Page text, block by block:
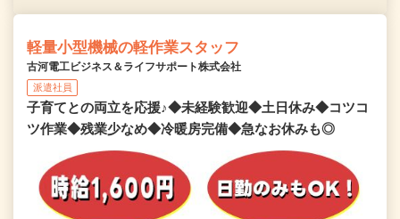
軽量小型機械の軽作業スタッフ
古河電工ビジネス＆ライフサポート株式会社
派遣社員
子育てとの両立を応援♪◆未経験歓迎◆土日休み◆コツコ
ツ作業◆残業少なめ◆冷暖房完備◆急なお休みも◎